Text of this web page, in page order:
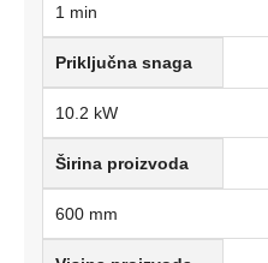
1 min
Priključna snaga
10.2 kW
Širina proizvoda
600 mm